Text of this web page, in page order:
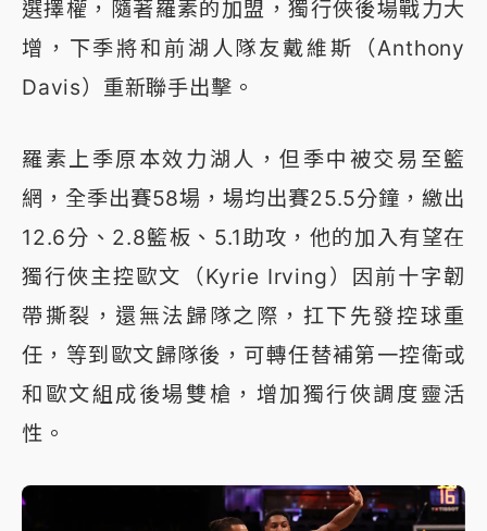
選擇權，隨著羅素的加盟，獨行俠後場戰力大
增，下季將和前湖人隊友戴維斯（Anthony
Davis）重新聯手出擊。
羅素上季原本效力湖人，但季中被交易至籃
網，全季出賽58場，場均出賽25.5分鐘，繳出
12.6分、2.8籃板、5.1助攻，他的加入有望在
獨行俠主控歐文（Kyrie Irving）因前十字韌
帶撕裂，還無法歸隊之際，扛下先發控球重
任，等到歐文歸隊後，可轉任替補第一控衛或
和歐文組成後場雙槍，增加獨行俠調度靈活
性。